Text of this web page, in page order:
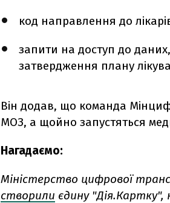
код направлення до
запити на доступ до
затвердження плану
Він додав, що команда
МОЗ, а щойно запустяться
Нагадаємо:
Міністерство цифрової
створили єдину